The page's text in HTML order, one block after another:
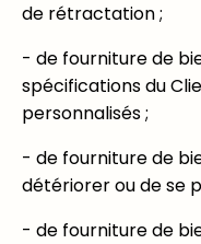
de rétractation ;
- de fourniture de
spécifications du
personnalisés ;
- de fourniture de
détériorer ou de se
- de fourniture de